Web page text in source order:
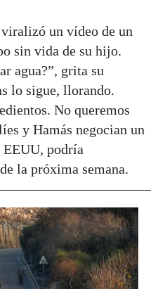
un vídeo de un
sin vida de su hijo.
agua?”, grita su
lo sigue, llorando.
No queremos
y Hamás negocian un
EEUU, podría
la próxima semana.